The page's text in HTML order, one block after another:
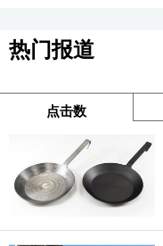
热门报道
点击数